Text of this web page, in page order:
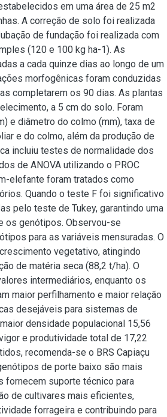
em uma área de 25 m2
A correção de solo foi realizada
de fundação foi realizada com
(120 e 100 kg ha-1). As
a cada quinze dias ao longo de um
morfogênicas foram conduzidas
completarem os 90 dias. As plantas
a 5 cm do solo. Foram
e diâmetro do colmo (mm), taxa de
e do colmo, além da produção de
incluiu testes de normalidade dos
de ANOVA utilizando o PROC
elefante foram tratados como
Quando o teste F foi significativo
pelo teste de Tukey, garantindo uma
os genótipos. Observou-se
para as variáveis mensuradas. O
vegetativo, atingindo
de matéria seca (88,2 t/ha). O
intermediários, enquanto os
maior perfilhamento e maior relação
desejáveis para sistemas de
densidade populacional 15,56
e produtividade total de 17,22
recomenda-se o BRS Capiaçu
de porte baixo são mais
fornecem suporte técnico para
de cultivares mais eficientes,
forrageira e contribuindo para